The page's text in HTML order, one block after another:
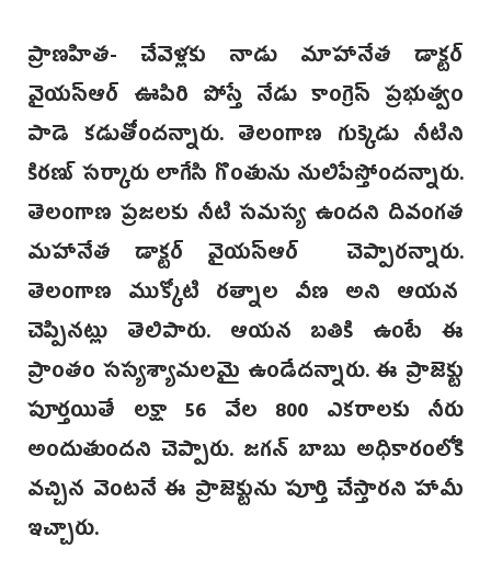
ప్రాణహిత- చేవెళ్లకు నాడు మాహానేత డాక్టర్
వైయస్ఆర్ ఊపిరి పోస్తే నేడు కాంగ్రెస్ ప్రభుత్వం
పాడె కడుతోందన్నారు. తెలంగాణ గుక్కెడు నీటిని
కిరణ్ సర్కారు లాగేసి గొంతును నులిపేస్తోందన్నారు.
తెలంగాణ ప్రజలకు నీటి సమస్య ఉందని దివంగత
మహానేత డాక్టర్ వైయస్ఆర్ చెప్పారన్నారు.
తెలంగాణ ముక్కోటి రత్నాల వీణ అని ఆయన
చెప్పినట్లు తెలిపారు. ఆయన బతికి ఉంటే ఈ
ప్రాంతం సస్యశ్యామలమై ఉండేదన్నారు. ఈ ప్రాజెక్టు
పూర్తయితే లక్షా 56 వేల 800 ఎకరాలకు నీరు
అందుతుందని చెప్పారు. జగన్ బాబు అధికారంలోకి
వచ్చిన వెంటనే ఈ ప్రాజెక్టును పూర్తి చేస్తారని హామీ
ఇచ్చారు.